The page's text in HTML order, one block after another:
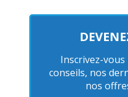
Inscrivez-
conseils, nos
nos